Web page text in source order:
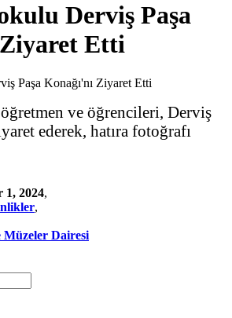
Derviş Paşa
Ziyaret Etti
ve öğrencileri, Derviş
ederek, hatıra fotoğrafı
1, 2024,
,
Müzeler Dairesi